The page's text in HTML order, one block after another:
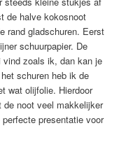
de halve kokosnoot
rand gladschuren. Eerst
schuurpapier. De
zoals ik, dan kan je
schuren heb ik de
wat olijfolie. Hierdoor
de noot veel makkelijker
presentatie voor